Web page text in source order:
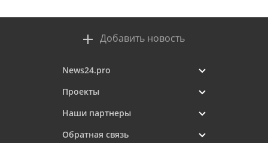
Добавить новость
News24.pro
Проекты
Наши партнеры
Обратная связь